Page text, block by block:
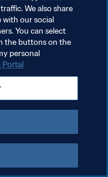
سياسة الخصوصية
إدارة تفضيلات ملفات تعريف
We also share
with our social
You can select
the buttons on the
personal
Portal